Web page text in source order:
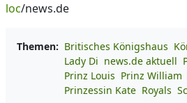
loc/news.de
Themen: Britisches Königshaus
Lady Di news.de aktuell
Prinz Louis Prinz William
Prinzessin Kate Royals